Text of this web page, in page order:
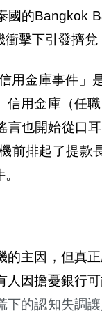
國的Bangkok
擊下引發擠
用金庫事件」
信用金庫（任
言也開始從口
前排起了提
的主因，但真
人因擔憂銀行
下的認知失調